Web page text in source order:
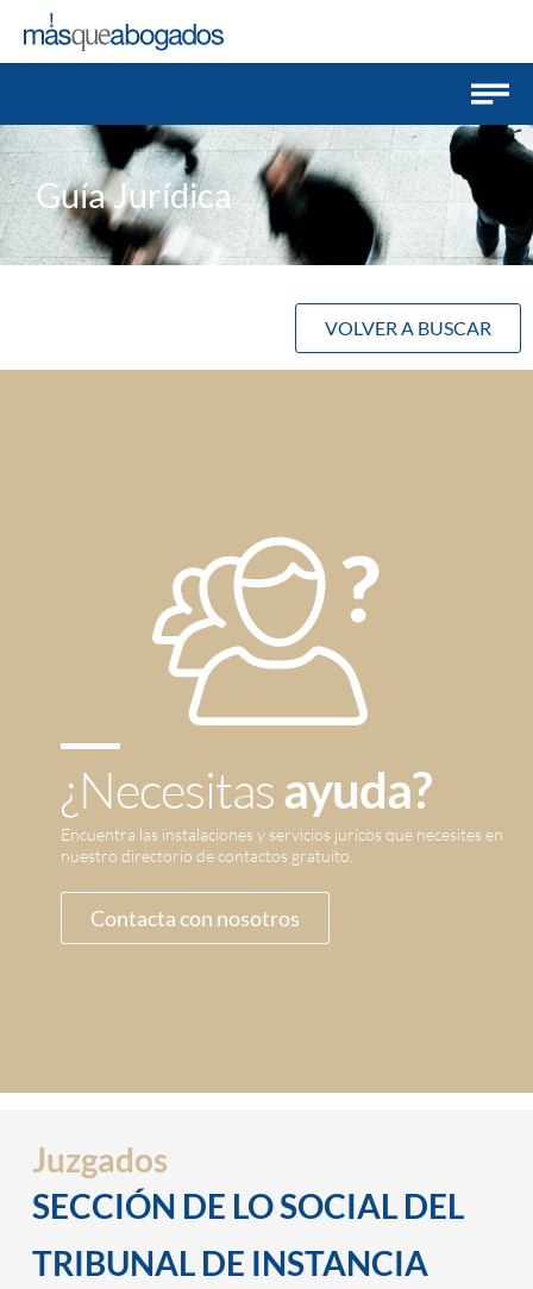
Guía Jurídica
VOLVER A BUSCAR
¿Necesitasayuda?
Encuentra las instalaciones y servicios jurícos que necesites en
nuestro directorio de contactos gratuito.
Contacta con nosotros
Juzgados
SECCIÓN DE LO SOCIAL DEL
TRIBUNAL DE INSTANCIA